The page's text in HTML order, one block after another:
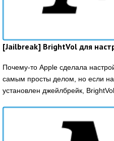
[Jailbreak] BrightVol для
Почему-то Apple сделала
самым просты делом, но если
установлен джейлбрейк,